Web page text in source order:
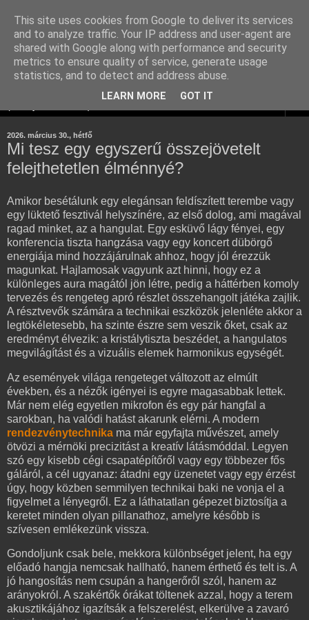
Komplex Web+ linképítés
adatbázis
2026. március 30., hétfő
Mi tesz egy egyszerű összejövetelt
felejthetetlen élménnyé?
Amikor besétálunk egy elegánsan feldíszített terembe vagy
egy lüktető fesztivál helyszínére, az első dolog, ami magával
ragad minket, az a hangulat. Egy esküvő lágy fényei, egy
konferencia tiszta hangzása vagy egy koncert dübörgő
energiája mind hozzájárulnak ahhoz, hogy jól érezzük
magunkat. Hajlamosak vagyunk azt hinni, hogy ez a
különleges aura magától jön létre, pedig a háttérben komoly
tervezés és rengeteg apró részlet összehangolt játéka zajlik.
A résztvevők számára a technikai eszközök jelenléte akkor a
legtökéletesebb, ha szinte észre sem veszik őket, csak az
eredményt élvezik: a kristálytiszta beszédet, a hangulatos
megvilágítást és a vizuális elemek harmonikus egységét.
Az események világa rengeteget változott az elmúlt
években, és a nézők igényei is egyre magasabbak lettek.
Már nem elég egyetlen mikrofon és egy pár hangfal a
sarokban, ha valódi hatást akarunk elérni. A modern
rendezvénytechnika ma már egyfajta művészet, amely
ötvözi a mérnöki precizitást a kreatív látásmóddal. Legyen
szó egy kisebb cégi csapatépítőről vagy egy többezer fős
gáláról, a cél ugyanaz: átadni egy üzenetet vagy egy érzést
úgy, hogy közben semmilyen technikai baki ne vonja el a
figyelmet a lényegről. Ez a láthatatlan gépezet biztosítja a
keretet minden olyan pillanathoz, amelyre később is
szívesen emlékezünk vissza.
Gondoljunk csak bele, mekkora különbséget jelent, ha egy
előadó hangja nemcsak hallható, hanem érthető és telt is. A
jó hangosítás nem csupán a hangerőről szól, hanem az
arányokról. A szakértők órákat töltenek azzal, hogy a terem
akusztikájához igazítsák a felszerelést, elkerülve a zavaró
This site uses cookies from Google to deliver its services
and to analyze traffic. Your IP address and user-agent are
shared with Google along with performance and security
metrics to ensure quality of service, generate usage
statistics, and to detect and address abuse.
LEARN MORE GOT IT